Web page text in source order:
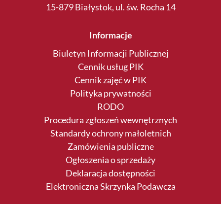
15-879 Białystok, ul. św. Rocha 14
Informacje
Biuletyn Informacji Publicznej
Cennik usług PIK
Cennik zajęć w PIK
Polityka prywatności
RODO
Procedura zgłoszeń wewnętrznych
Standardy ochrony małoletnich
Zamówienia publiczne
Ogłoszenia o sprzedaży
Deklaracja dostępności
Elektroniczna Skrzynka Podawcza